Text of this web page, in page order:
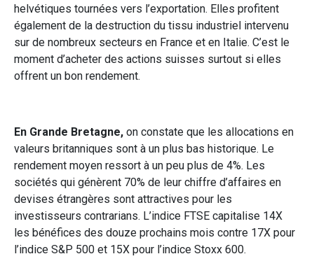
helvétiques tournées vers l’exportation. Elles profitent
également de la destruction du tissu industriel intervenu
sur de nombreux secteurs en France et en Italie. C’est le
moment d’acheter des actions suisses surtout si elles
offrent un bon rendement.
En Grande Bretagne, on constate que les allocations en
valeurs britanniques sont à un plus bas historique. Le
rendement moyen ressort à un peu plus de 4%. Les
sociétés qui génèrent 70% de leur chiffre d’affaires en
devises étrangères sont attractives pour les
investisseurs contrarians. L’indice FTSE capitalise 14X
les bénéfices des douze prochains mois contre 17X pour
l’indice S&P 500 et 15X pour l’indice Stoxx 600.